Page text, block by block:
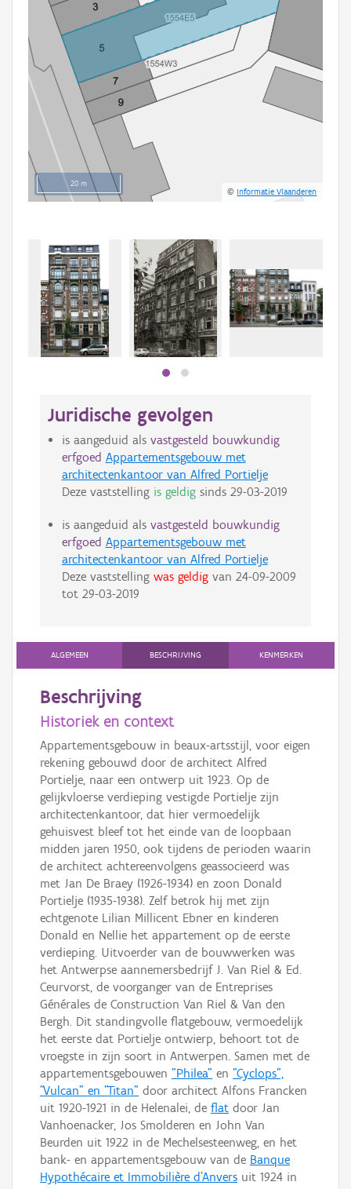
20 m
©Informatie Vlaanderen
Juridische gevolgen
is aangeduid als vastgesteld bouwkundig
erfgoed Appartementsgebouw met
architectenkantoor van Alfred Portielje
Deze vaststelling is geldigsinds 29-03-2019
is aangeduid als vastgesteld bouwkundig
erfgoed Appartementsgebouw met
architectenkantoor van Alfred Portielje
Deze vaststelling was geldigvan 24-09-2009
tot 29-03-2019
ALGEMEEN BESCHRIJVING KENMERKEN
Beschrijving
Historiek en context
Appartementsgebouw in beaux-artsstijl, voor eigen
rekening gebouwd door de architect Alfred
Portielje, naar een ontwerp uit 1923. Op de
gelijkvloerse verdieping vestigde Portielje zijn
architectenkantoor, dat hier vermoedelijk
gehuisvest bleef tot het einde van de loopbaan
midden jaren 1950, ook tijdens de perioden waarin
de architect achtereenvolgens geassocieerd was
met Jan De Braey (1926-1934) en zoon Donald
Portielje (1935-1938). Zelf betrok hij met zijn
echtgenote Lilian Millicent Ebner en kinderen
Donald en Nellie het appartement op de eerste
verdieping. Uitvoerder van de bouwwerken was
het Antwerpse aannemersbedrijf J. Van Riel & Ed.
Ceurvorst, de voorganger van de Entreprises
Générales de Construction Van Riel & Van den
Bergh. Dit standingvolle flatgebouw, vermoedelijk
het eerste dat Portielje ontwierp, behoort tot de
vroegste in zijn soort in Antwerpen. Samen met de
appartementsgebouwen "Philea" en "Cyclops",
"Vulcan" en "Titan" door architect Alfons Francken
uit 1920-1921 in de Helenalei, de flat door Jan
Vanhoenacker, Jos Smolderen en John Van
Beurden uit 1922 in de Mechelsesteenweg, en het
bank- en appartementsgebouw van de Banque
Hypothécaire et Immobilière d'Anvers uit 1924 in